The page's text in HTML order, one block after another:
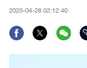
2025-04-28 02:12:40